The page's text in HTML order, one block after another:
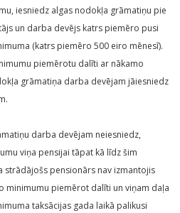
iesniedz algas nodokļa grāmatiņu pie
un darba devējs katrs piemēro pusi
(katrs piemēro 500 eiro mēnesī).
piemērotu dalīti ar nākamo
grāmatiņa darba devējam jāiesniedz
darba devējam neiesniedz,
viņa pensijai tāpat kā līdz šim
strādājošs pensionārs nav izmantojis
minimumu piemērot dalīti un viņam daļa
taksācijas gada laikā palikusi